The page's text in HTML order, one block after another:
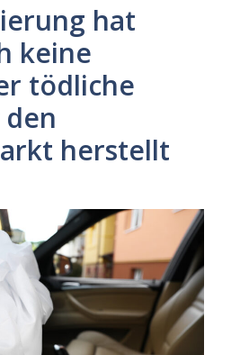
hat
keine
tödliche
herstellt